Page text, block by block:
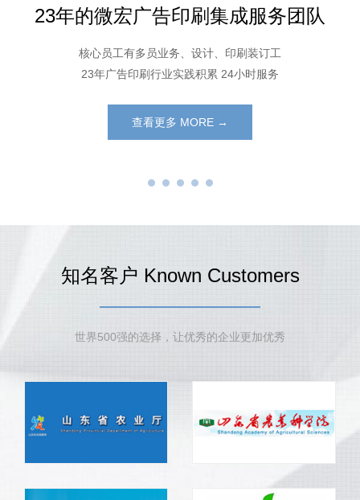
23年的微宏广告印刷集成服务团队
核心员工有多员业务、设计、印刷装订工
23年广告印刷行业实践积累 24小时服务
查看更多 MORE →
知名客户 Known Customers
世界500强的选择，让优秀的企业更加优秀